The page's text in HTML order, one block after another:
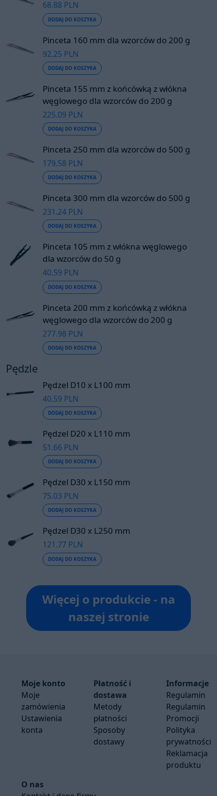
68.88 PLN
DODAJ DO KOSZYKA
Pinceta 160 mm dla wzorców do 200 g
92.25 PLN
DODAJ DO KOSZYKA
Pinceta 155 mm z końcówką z włókna
węglowego dla wzorców do 200 g
225.09 PLN
DODAJ DO KOSZYKA
Pinceta 250 mm dla wzorców do 500 g
179.58 PLN
DODAJ DO KOSZYKA
Pinceta 300 mm dla wzorców do 500 g
231.24 PLN
DODAJ DO KOSZYKA
Pinceta 105 mm z włókna węglowego
dla wzorców do 50 g
40.59 PLN
DODAJ DO KOSZYKA
Pinceta 200 mm z końcówką z włókna
węglowego dla wzorców do 200 g
277.98 PLN
DODAJ DO KOSZYKA
Pędzle
Pędzel D10 x L100 mm
40.59 PLN
DODAJ DO KOSZYKA
Pędzel D20 x L110 mm
51.66 PLN
DODAJ DO KOSZYKA
Pędzel D30 x L150 mm
75.03 PLN
DODAJ DO KOSZYKA
Pędzel D30 x L250 mm
121.77 PLN
DODAJ DO KOSZYKA
Więcej o produkcie - na
naszej stronie
Moje konto
Moje
zamówienia
Ustawienia
konta
Płatność i
dostawa
Metody
płatności
Sposoby
dostawy
Informacje
Regulamin
Regulamin
Promocji
Polityka
prywatności
Reklamacja
produktu
O nas